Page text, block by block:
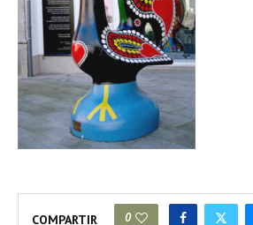
COMPARTIR 0